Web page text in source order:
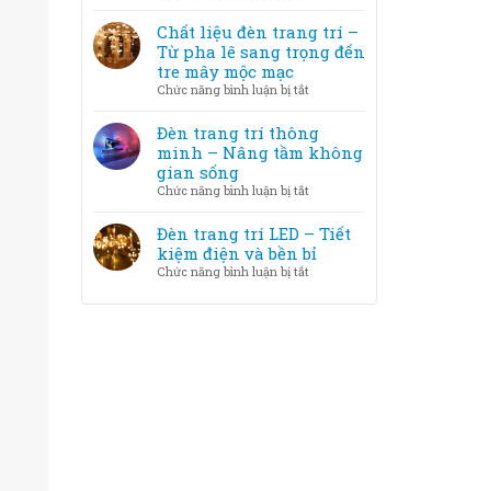
diện
tích
sánh
đèn
trang
Halogen
–
nào
hơn?
Chất liệu đèn trang trí –
Từ pha lê sang trọng đến
tre mây mộc mạc
Chức năng bình luận bị tắtở
đèn
trang
pha
lê
sang
Đèn trang trí thông
minh – Nâng tầm không
gian sống
Chức năng bình luận bị tắtở
trang
trí
thông
Đèn trang trí LED – Tiết
kiệm điện và bền bỉ
Chức năng bình luận bị tắtở